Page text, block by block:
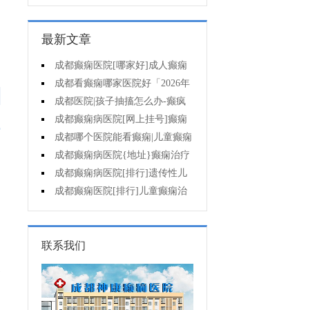
最新文章
成都癫痫医院[哪家好]成人癫痫
的护理方法是什么?
成都看癫痫哪家医院好「2026年
度公布」有癫痫能不能抽烟?
成都医院|孩子抽搐怎么办-癫疯
病病人要知道的误区
成都癫痫病医院[网上挂号]癫痫
发作会有什么症状?
成都哪个医院能看癫痫|儿童癫痫
未经正规治疗有什么伤害?
成都癫痫病医院{地址}癫痫治疗
需注意哪些问题?
成都癫痫病医院[排行]遗传性儿
童癫痫病早期症状什么样?
成都癫痫医院[排行]儿童癫痫治
疗方法哪个好?
联系我们